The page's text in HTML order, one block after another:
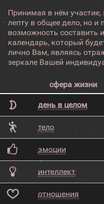
Принимая в нём
лепту в общее дело, но и
возможность составить
календарь, который
лично Вам, являясь
зеркале Вашей
сфера жизни
день в целом
тело
эмоции
интеллект
отношения